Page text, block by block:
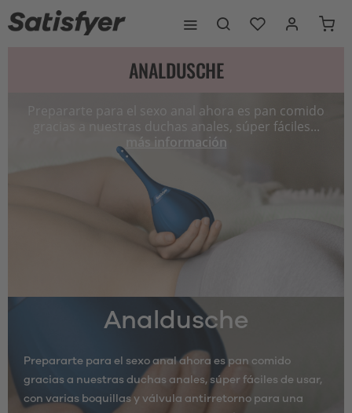
ANALDUSCHE
Prepararte para el sexo anal ahora es pan comido
gracias a nuestras duchas anales, súper fáciles...
más información
Analdusche
Prepararte para el sexo anal ahora es pan comido
gracias a nuestras duchas anales, súper fáciles de usar,
con varias boquillas y válvula antirretorno para una